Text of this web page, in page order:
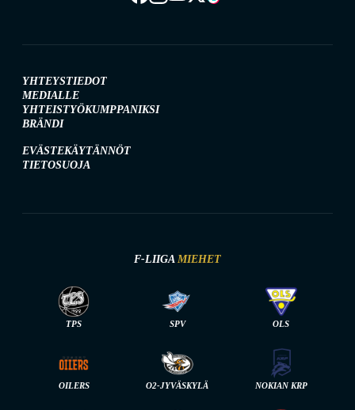
YHTEYSTIEDOT
MEDIALLE
YHTEISTYÖKUMPPANIKSI
BRÄNDI
EVÄSTEKÄYTÄNNÖT
TIETOSUOJA
F-LIIGA MIEHET
TPS SPV OLS
OILERS O2-JYVÄSKYLÄ NOKIAN KRP